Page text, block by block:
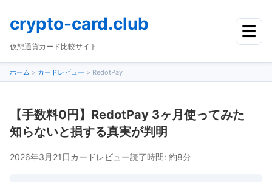
crypto-card.club
仮想通貨カード比較サイト
☰
ホーム > カードレビュー > RedotPay
【手数料0円】RedotPay 3ヶ月使ってみた
知らないと損する真実が判明
2026年3月21日カードレビュー読了時間: 約8分